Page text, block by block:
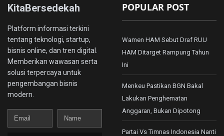
KitaBersedekah
Platform informasi terkini
tentang teknologi, startup,
bisnis online, dan tren digital.
Memberikan wawasan serta
solusi terpercaya untuk
pengembangan bisnis
modern.
Email
Name
POPULAR POST
Wamen HAM Sebut Draf RUU
HAM Ditarget Rampung Tahun
Ini
Menkeu Pastikan BGN Bakal
Lakukan Penghematan
Anggaran, Bukan Dipotong
Partai Vs Timnas Indonesia Nanti